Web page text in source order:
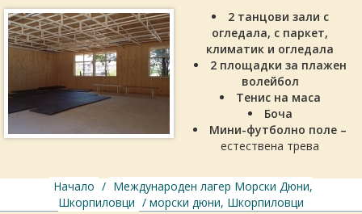
2 танцови зали с
огледала, с паркет,
климатик и огледала
2 площадки за плажен
волейбол
Тенис на маса
Боча
Мини-футболно поле –
естествена трева
Начало / Международен лагер Морски Дюни,
Шкорпиловци / морски дюни, Шкорпиловци